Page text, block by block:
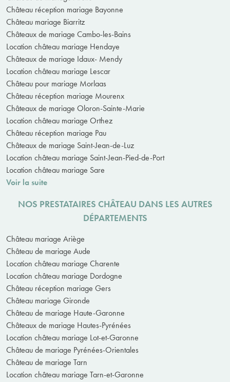
Château réception mariage Bayonne
Château mariage Biarritz
Châteaux de mariage Cambo-les-Bains
Location château mariage Hendaye
Châteaux de mariage Idaux- Mendy
Location château mariage Lescar
Château pour mariage Morlaas
Château réception mariage Mourenx
Châteaux de mariage Oloron-Sainte-Marie
Location château mariage Orthez
Château réception mariage Pau
Châteaux de mariage Saint-Jean-de-Luz
Location château mariage Saint-Jean-Pied-de-Port
Location château mariage Sare
Voir la suite
NOS PRESTATAIRES CHÂTEAU DANS LES AUTRES
DÉPARTEMENTS
Château mariage Ariège
Château de mariage Aude
Location château mariage Charente
Location château mariage Dordogne
Château réception mariage Gers
Château mariage Gironde
Château de mariage Haute-Garonne
Châteaux de mariage Hautes-Pyrénées
Location château mariage Lot-et-Garonne
Château de mariage Pyrénées-Orientales
Château de mariage Tarn
Location château mariage Tarn-et-Garonne